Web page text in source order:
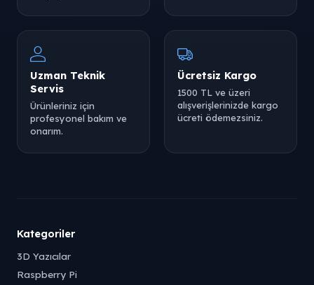
Uzman Teknik
Servis
Ürünleriniz için
profesyonel bakım ve
onarım.
Ücretsiz Kargo
1500 TL ve üzeri
alışverişlerinizde kargo
ücreti ödemezsiniz.
Kategoriler
3D Yazıcılar
Raspberry Pi